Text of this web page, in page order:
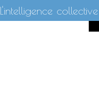
L'intelligence collective